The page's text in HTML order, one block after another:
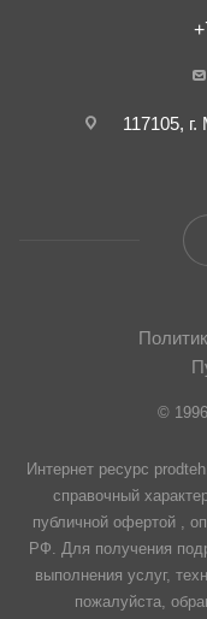
117105,
©
Интернет ресурс
справочный
публичной офертой ,
РФ. Для получения
выполнения услуг,
пожалуйста,